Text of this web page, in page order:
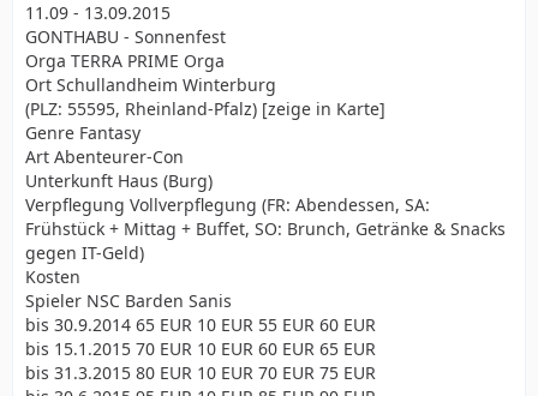
11.09 - 13.09.2015
GONTHABU - Sonnenfest
Orga TERRA PRIME Orga
Ort Schullandheim Winterburg
(PLZ: 55595, Rheinland-Pfalz) [zeige in Karte]
Genre Fantasy
Art Abenteurer-Con
Unterkunft Haus (Burg)
Verpflegung Vollverpflegung (FR: Abendessen, SA:
Frühstück + Mittag + Buffet, SO: Brunch, Getränke & Snacks
gegen IT-Geld)
Kosten
Spieler NSC Barden Sanis
bis 30.9.2014 65 EUR 10 EUR 55 EUR 60 EUR
bis 15.1.2015 70 EUR 10 EUR 60 EUR 65 EUR
bis 31.3.2015 80 EUR 10 EUR 70 EUR 75 EUR